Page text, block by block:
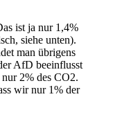
ist ja nur 1,4%
siehe unten).
man übrigens
AfD beeinflusst
2% des CO2.
wir nur 1% der